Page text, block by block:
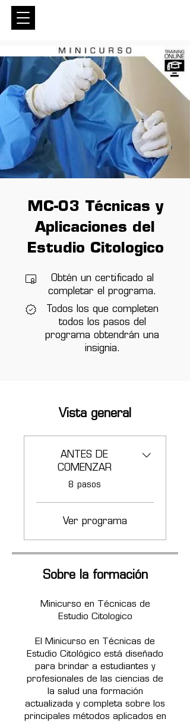
MC-03 Técnicas y
Aplicaciones del
Estudio Citologico
Obtén un certificado al
completar el programa.
Todos los que completen
todos los pasos del
programa obtendrán una
insignia.
Vista general
ANTES DE
COMENZAR
.
8 pasos
Ver programa
Sobre la formación
Minicurso en Técnicas de
Estudio Citologico
El Minicurso en Técnicas de
Estudio Citológico está diseñado
para brindar a estudiantes y
profesionales de las ciencias de
la salud una formación
actualizada y completa sobre los
principales métodos aplicados en